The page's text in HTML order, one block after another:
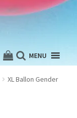
MENU
XL Ballon Gender